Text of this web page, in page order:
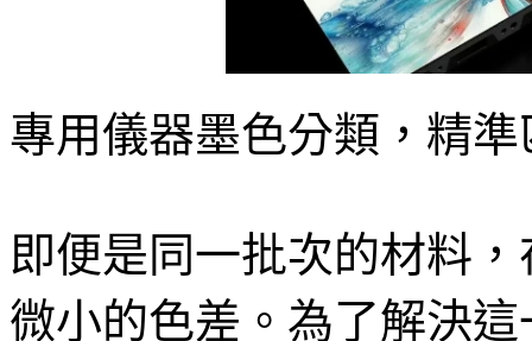
專用儀器墨色分類，精
即便是同一批次的材料
微小的色差。為了解決